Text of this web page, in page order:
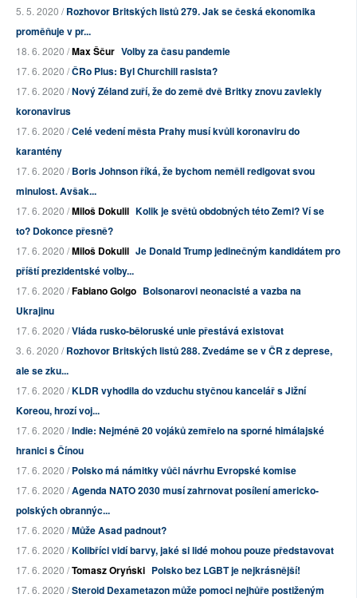
5. 5. 2020 /Rozhovor Britských listů 279. Jak se česká ekonomika
proměňuje v pr...
18. 6. 2020 /Max Ščur Volby za času pandemie
17. 6. 2020 /ČRo Plus: Byl Churchill rasista?
17. 6. 2020 /Nový Zéland zuří, že do země dvě Britky znovu zavlekly
koronavirus
17. 6. 2020 /Celé vedení města Prahy musí kvůli koronaviru do
karantény
17. 6. 2020 /Boris Johnson říká, že bychom neměli redigovat svou
minulost. Avšak...
17. 6. 2020 /Miloš Dokulil Kolik je světů obdobných této Zemi? Ví se
to? Dokonce přesně?
17. 6. 2020 /Miloš Dokulil Je Donald Trump jedinečným kandidátem pro
příští prezidentské volby...
17. 6. 2020 /Fabiano Golgo Bolsonarovi neonacisté a vazba na
Ukrajinu
17. 6. 2020 /Vláda rusko-běloruské unie přestává existovat
3. 6. 2020 /Rozhovor Britských listů 288. Zvedáme se v ČR z deprese,
ale se zku...
17. 6. 2020 /KLDR vyhodila do vzduchu styčnou kancelář s Jižní
Koreou, hrozí voj...
17. 6. 2020 /Indie: Nejméně 20 vojáků zemřelo na sporné himálajské
hranici s Čínou
17. 6. 2020 /Polsko má námitky vůči návrhu Evropské komise
17. 6. 2020 /Agenda NATO 2030 musí zahrnovat posílení americko-
polských obrannýc...
17. 6. 2020 /Může Asad padnout?
17. 6. 2020 /Kolibříci vidí barvy, jaké si lidé mohou pouze představovat
17. 6. 2020 /Tomasz Oryński Polsko bez LGBT je nejkrásnější!
17. 6. 2020 /Steroid Dexametazon může pomoci nejhůře postiženým